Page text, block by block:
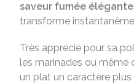
saveur fumée élégante
transforme
Très apprécié pour sa
les marinades ou même
un plat un caractère